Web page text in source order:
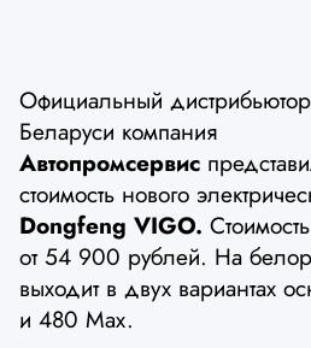
Официальный
Беларуси компания
Автопромсервис
стоимость нового
Dongfeng VIGO.
от 54 900 рублей. На
выходит в двух вариантах
и 480 Max.